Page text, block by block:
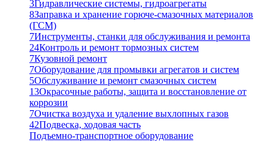
3Гидравлические системы, гидроагрегаты
8Заправка и хранение горюче-смазочных материалов
(ГСМ)
7Инструменты, станки для обслуживания и ремонта
24Контроль и ремонт тормозных систем
7Кузовной ремонт
7Оборудование для промывки агрегатов и систем
5Обслуживание и ремонт смазочных систем
13Окрасочные работы, защита и восстановление от
коррозии
7Очистка воздуха и удаление выхлопных газов
42Подвеска, ходовая часть
Подъемно-транспортное оборудование